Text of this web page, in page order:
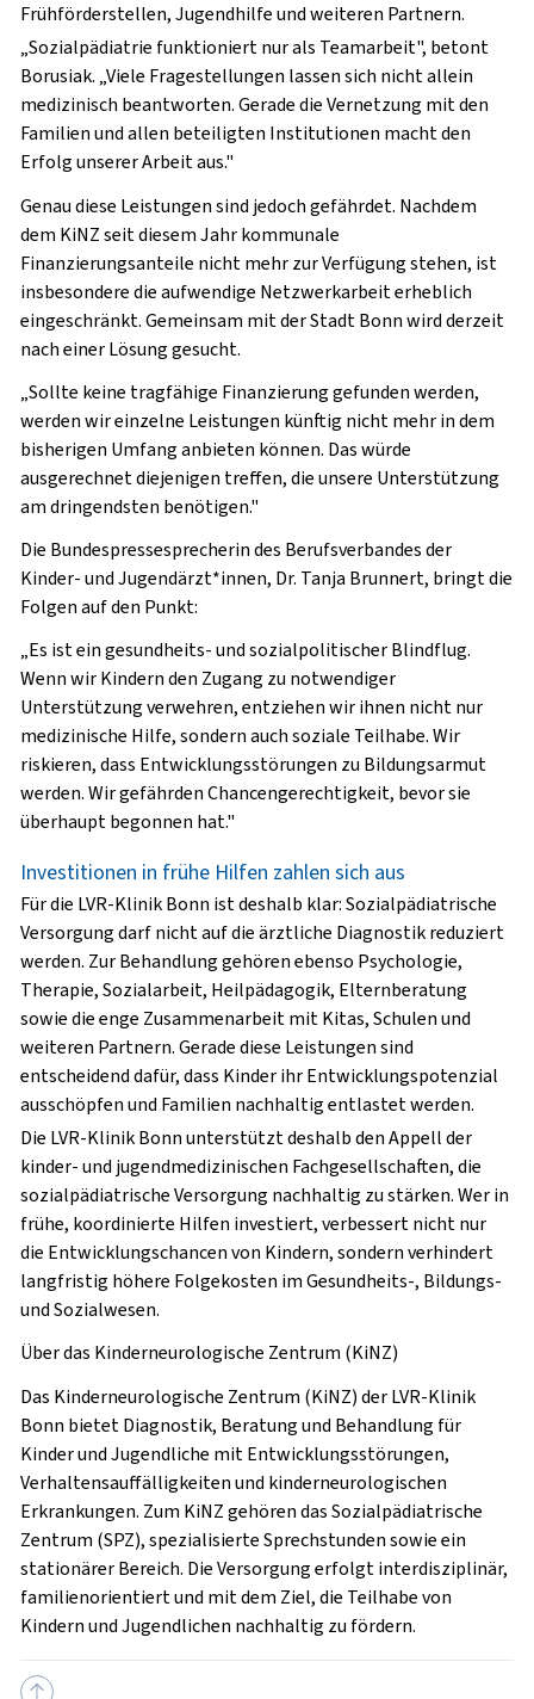
Frühförderstellen, Jugendhilfe und weiteren Partnern.
„Sozialpädiatrie funktioniert nur als Teamarbeit", betont
Borusiak. „Viele Fragestellungen lassen sich nicht allein
medizinisch beantworten. Gerade die Vernetzung mit den
Familien und allen beteiligten Institutionen macht den
Erfolg unserer Arbeit aus."
Genau diese Leistungen sind jedoch gefährdet. Nachdem
dem KiNZ seit diesem Jahr kommunale
Finanzierungsanteile nicht mehr zur Verfügung stehen, ist
insbesondere die aufwendige Netzwerkarbeit erheblich
eingeschränkt. Gemeinsam mit der Stadt Bonn wird derzeit
nach einer Lösung gesucht.
„Sollte keine tragfähige Finanzierung gefunden werden,
werden wir einzelne Leistungen künftig nicht mehr in dem
bisherigen Umfang anbieten können. Das würde
ausgerechnet diejenigen treffen, die unsere Unterstützung
am dringendsten benötigen."
Die Bundespressesprecherin des Berufsverbandes der
Kinder- und Jugendärzt*innen, Dr. Tanja Brunnert, bringt die
Folgen auf den Punkt:
„Es ist ein gesundheits- und sozialpolitischer Blindflug.
Wenn wir Kindern den Zugang zu notwendiger
Unterstützung verwehren, entziehen wir ihnen nicht nur
medizinische Hilfe, sondern auch soziale Teilhabe. Wir
riskieren, dass Entwicklungsstörungen zu Bildungsarmut
werden. Wir gefährden Chancengerechtigkeit, bevor sie
überhaupt begonnen hat."
Investitionen in frühe Hilfen zahlen sich aus
Für die LVR-Klinik Bonn ist deshalb klar: Sozialpädiatrische
Versorgung darf nicht auf die ärztliche Diagnostik reduziert
werden. Zur Behandlung gehören ebenso Psychologie,
Therapie, Sozialarbeit, Heilpädagogik, Elternberatung
sowie die enge Zusammenarbeit mit Kitas, Schulen und
weiteren Partnern. Gerade diese Leistungen sind
entscheidend dafür, dass Kinder ihr Entwicklungspotenzial
ausschöpfen und Familien nachhaltig entlastet werden.
Die LVR-Klinik Bonn unterstützt deshalb den Appell der
kinder- und jugendmedizinischen Fachgesellschaften, die
sozialpädiatrische Versorgung nachhaltig zu stärken. Wer in
frühe, koordinierte Hilfen investiert, verbessert nicht nur
die Entwicklungschancen von Kindern, sondern verhindert
langfristig höhere Folgekosten im Gesundheits-, Bildungs-
und Sozialwesen.
Über das Kinderneurologische Zentrum (KiNZ)
Das Kinderneurologische Zentrum (KiNZ) der LVR-Klinik
Bonn bietet Diagnostik, Beratung und Behandlung für
Kinder und Jugendliche mit Entwicklungsstörungen,
Verhaltensauffälligkeiten und kinderneurologischen
Erkrankungen. Zum KiNZ gehören das Sozialpädiatrische
Zentrum (SPZ), spezialisierte Sprechstunden sowie ein
stationärer Bereich. Die Versorgung erfolgt interdisziplinär,
familienorientiert und mit dem Ziel, die Teilhabe von
Kindern und Jugendlichen nachhaltig zu fördern.